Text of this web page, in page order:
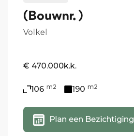
(Bouwnr. )
Volkel
€ 470.000k.k.
106 m2 190 m2
Plan een Bezichtiging